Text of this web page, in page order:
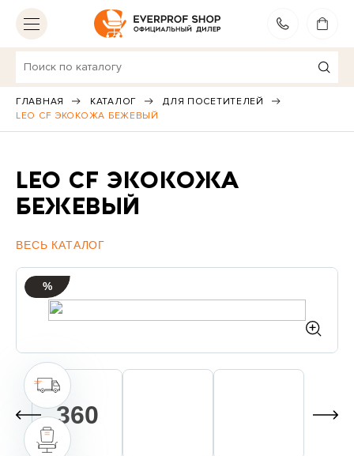
МОСКВА ВЫБЕРИТЕ ДРУГОЙ ГОРОД
Игровые кресла23
Для руководителей25
Для посетителей
Весь каталог
Контакты
Доставка
(шоу-рум закрыт)
ГЛАВНАЯ КАТАЛОГ
ДЛЯ ПОСЕТИТЕЛЕЙ
LEO CF ЭКОКОЖА БЕЖЕВЫЙ
LEO CF ЭКОКОЖА
БЕЖЕВЫЙ
ВЕСЬ КАТАЛОГ
%
360